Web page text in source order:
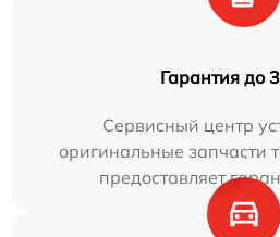
Гарантия до
Сервисный центр
оригинальные запчасти
предоставляет